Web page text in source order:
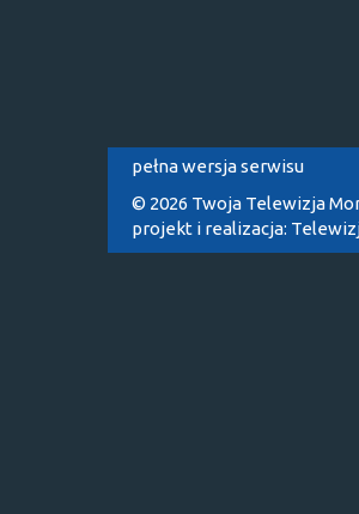
pełna wersja serwisu
© 2026 Twoja Telewizja
projekt i realizacja: